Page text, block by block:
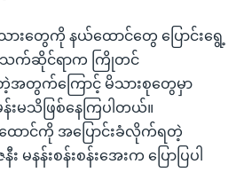
ားတွေကို နယ်ထောင်တွေ ပြောင်းရွေ့
သက်ဆိုင်ရာက ကြိုတင်
ရှိတဲ့အတွက်ကြောင့် မိသားစုတွေမှာ
သိဖြစ်နေကြပါတယ်။
ထောင်ကို အပြောင်းခံလိုက်ရတဲ့
မနန်းစန်းစန်းအေးက ပြောပြပါ